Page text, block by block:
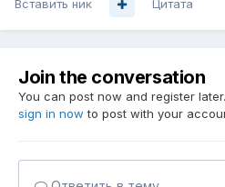
Вставить ник Цитата
Join the conversation
You can post now and register
sign in now to post with your